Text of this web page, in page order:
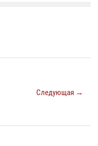
Следующая →